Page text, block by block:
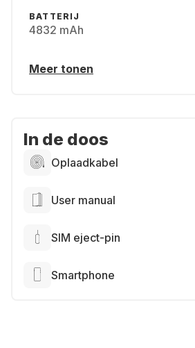
BATTERIJ
4832 mAh
Meer tonen
In de doos
Oplaadkabel
User manual
SIM eject-pin
Smartphone